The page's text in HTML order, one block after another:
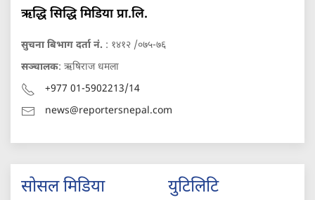
ऋद्धि सिद्धि मिडिया प्रा.लि.
सुचना बिभाग दर्ता नं. : १४१२ /०७५-७६
सञ्चालक: ऋषिराज धमला
+977 01-5902213/14
news@reportersnepal.com
सोसल मिडिया युटिलिटि